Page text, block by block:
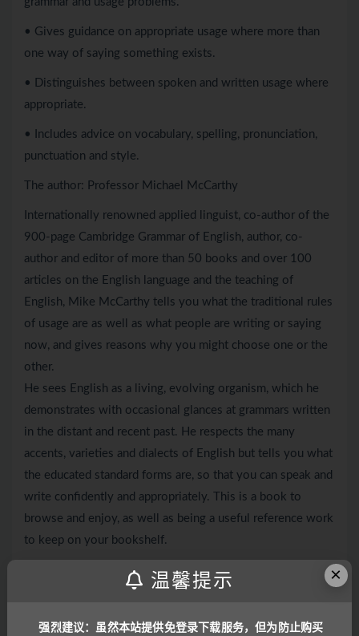
• Gives guidance on appropriate usage where more than
one way of saying something exists.
• Distinguishes between spoken and written usage where
appropriate.
• Includes advice on vocabulary, spelling, pronunciation,
punctuation and style.
The author: Professor Michael McCarthy
Internationally renowned applied linguist, co-author of the
900-page Cambridge Grammar of English, author, co-
author and editor of more than 50 books and over 100
articles on the English language and the teaching of
English, Mike McCarthy tells you what the traditional rules
of usage are as well as what people are writing or saying
now, and gives reasons why you might choose one or the
other.
He sees English as a living, evolving organism, which he
demonstrates with occasional glances at grammars written
in the distant and recent past. He respects the many
accents, varieties and dialects of English but tells you what
the educated standard forms are, so that you can speak and
write confidently and appropriately. This is a book to
browse and enjoy, as well as being a useful reference work
to keep on your bookshelf.
目前因技术问题，暂不支持移动设备访问，
如“立即下载 密码:****”
×
温馨提示
强烈建议：虽然本站提供免登录下载服务，但为防止购买